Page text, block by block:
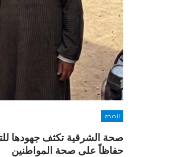
الصحة
صحة الشرقية تكثف جهودها
حفاظاً على صحة المواطنين